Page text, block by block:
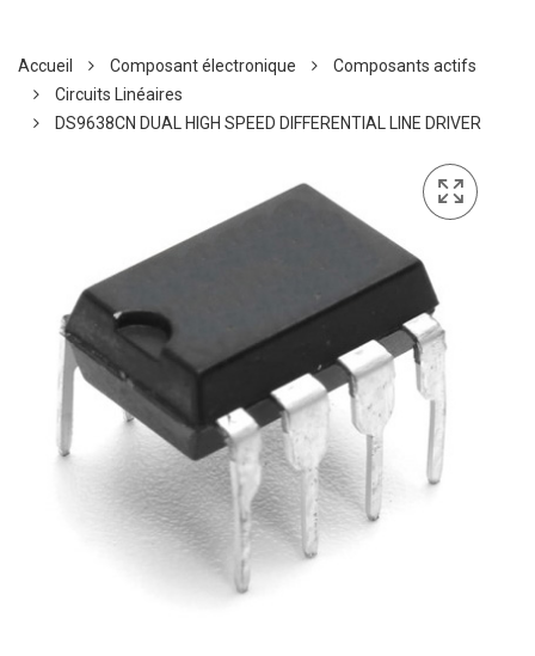
Accueil Composant électronique
Composants actifs
Circuits Linéaires
DS9638CN DUAL HIGH SPEED DIFFERENTIAL LINE DRIVER